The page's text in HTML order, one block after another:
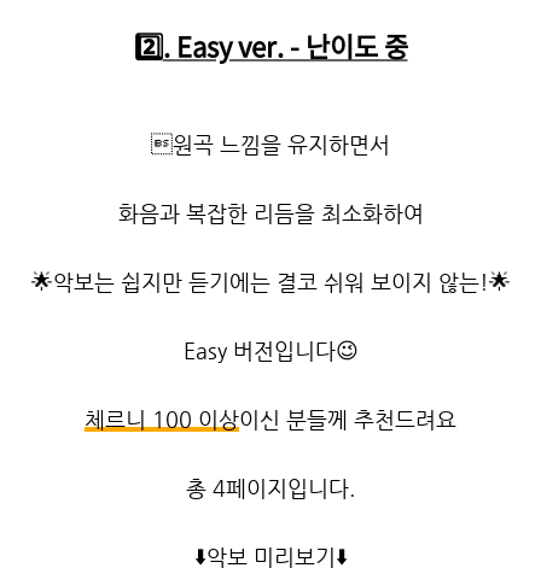
2️⃣. Easy ver. - 난이도 중
원곡 느낌을 유지하면서
화음과 복잡한 리듬을 최소화하여
🌟악보는 쉽지만 듣기에는 결코 쉬워 보이지 않는!🌟
Easy 버전입니다😉
체르니 100 이상이신 분들께 추천드려요
총 4페이지입니다.
⬇️악보 미리보기 ⬇️